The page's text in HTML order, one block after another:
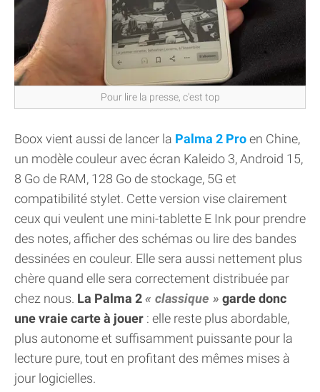
Pour lire la presse, c'est top
Boox vient aussi de lancer la Palma 2 Proen Chine,
un modèle couleur avec écran Kaleido 3, Android 15,
8 Go de RAM, 128 Go de stockage, 5G et
compatibilité stylet. Cette version vise clairement
ceux qui veulent une mini-tablette E Ink pour prendre
des notes, afficher des schémas ou lire des bandes
dessinées en couleur. Elle sera aussi nettement plus
chère quand elle sera correctement distribuée par
chez nous. La Palma 2 classique
garde donc
une vraie carte à jouer : elle reste plus abordable,
plus autonome et suffisamment puissante pour la
lecture pure, tout en profitant des mêmes mises à
jour logicielles.